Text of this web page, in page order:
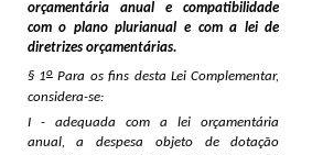
orçamentária anual e compatibilidade
com o plano plurianual e com a lei de
diretrizes orçamentárias.
§ 1o Para os fins desta Lei Complementar,
considera-se:
I - adequada com a lei orçamentária
anual, a despesa objeto de dotação